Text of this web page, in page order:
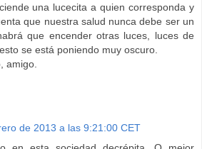
una lucecita a quien corresponda y
que nuestra salud nunca debe ser un
que encender otras luces, luces de
se está poniendo muy oscuro.
amigo.
de 2013 a las 9:21:00 CET